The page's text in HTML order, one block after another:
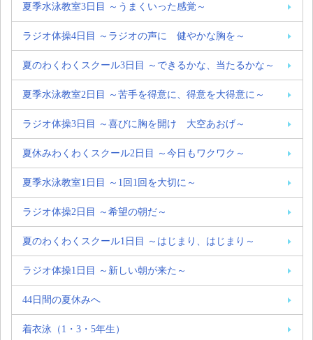
夏季水泳教室3日目 ～うまくいった感覚～
ラジオ体操4日目 ～ラジオの声に 健やかな胸を～
夏のわくわくスクール3日目 ～できるかな、当たるかな～
夏季水泳教室2日目 ～苦手を得意に、得意を大得意に～
ラジオ体操3日目 ～喜びに胸を開け 大空あおげ～
夏休みわくわくスクール2日目 ～今日もワクワク～
夏季水泳教室1日目 ～1回1回を大切に～
ラジオ体操2日目 ～希望の朝だ～
夏のわくわくスクール1日目 ～はじまり、はじまり～
ラジオ体操1日目 ～新しい朝が来た～
44日間の夏休みへ
着衣泳（1・3・5年生）